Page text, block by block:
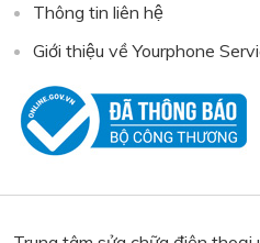
Thông tin liên hệ
Giới thiệu về Yourphone